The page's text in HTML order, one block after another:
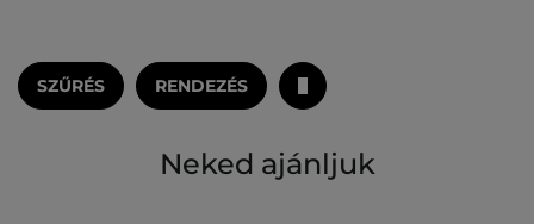
SZŰRÉS RENDEZÉS
Neked ajánljuk